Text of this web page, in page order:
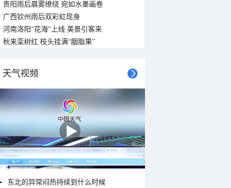
贵阳雨后晨雾缭绕 宛如水墨画卷
广西钦州雨后双彩虹现身
河南洛阳“花海”上线 美景引客来
秋来栾树红 枝头挂满“胭脂果”
天气视频
东北的异常闷热持续到什么时候